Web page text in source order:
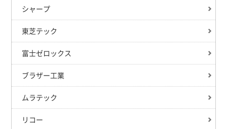
シャープ
東芝テック
富士ゼロックス
ブラザー工業
ムラテック
リコー